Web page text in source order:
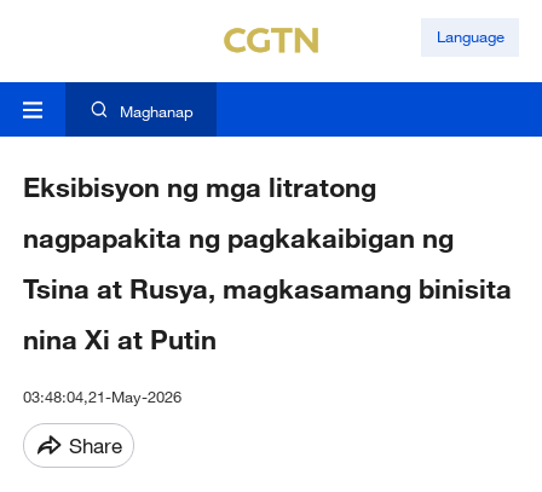
Language
Maghanap
Eksibisyon ng mga litratong
nagpapakita ng pagkakaibigan ng
Tsina at Rusya, magkasamang binisita
nina Xi at Putin
03:48:04,21-May-2026
Share